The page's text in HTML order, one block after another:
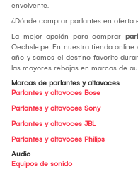
envolvente.
¿Dónde comprar parlantes en oferta
La mejor opción para comprar
Oechsle.pe. En nuestra tienda
año y somos el destino favorito
las mayores rebajas en marcas de
Marcas de parlantes y altavoces
Parlantes y altavoces Bose
Parlantes y altavoces Sony
Parlantes y altavoces JBL
Parlantes y altavoces Philips
Audio
Equipos de sonido